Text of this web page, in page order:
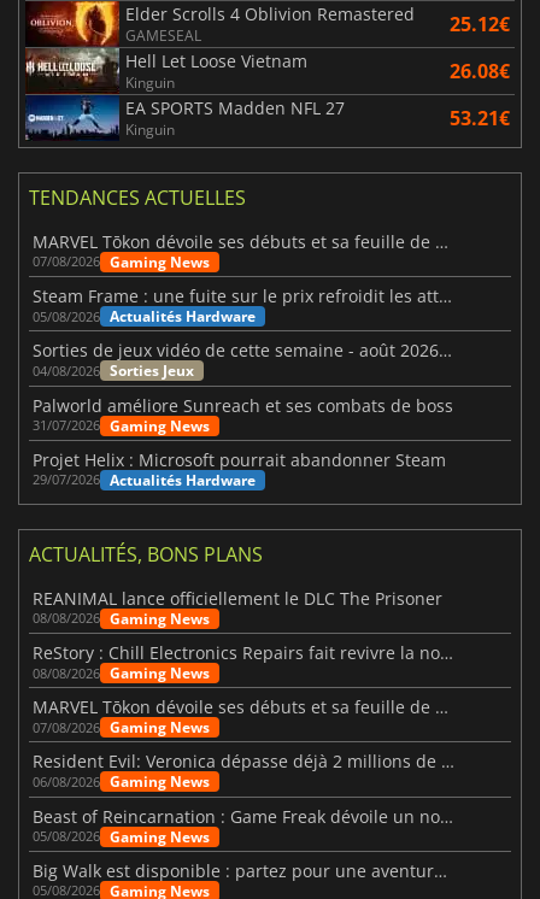
Elder Scrolls 4 Oblivion Remastered
GAMESEAL 25.12€
Hell Let Loose Vietnam
Kinguin 26.08€
EA SPORTS Madden NFL 27
Kinguin 53.21€
TENDANCES ACTUELLES
MARVEL Tōkon dévoile ses débuts et sa feuille de route
07/08/2026 Gaming News
Steam Frame : une fuite sur le prix refroidit les attentes VR
05/08/2026 Actualités Hardware
Sorties de jeux vidéo de cette semaine - août 2026 (semaine 32)
04/08/2026 Sorties Jeux
Palworld améliore Sunreach et ses combats de boss
31/07/2026 Gaming News
Projet Helix : Microsoft pourrait abandonner Steam
29/07/2026 Actualités Hardware
ACTUALITÉS, BONS PLANS
REANIMAL lance officiellement le DLC The Prisoner
08/08/2026 Gaming News
ReStory : Chill Electronics Repairs fait revivre la nostalgie des années 2000
08/08/2026 Gaming News
MARVEL Tōkon dévoile ses débuts et sa feuille de route
07/08/2026 Gaming News
Resident Evil: Veronica dépasse déjà 2 millions de wishlists
06/08/2026 Gaming News
Beast of Reincarnation : Game Freak dévoile un nouveau pari
05/08/2026 Gaming News
Big Walk est disponible : partez pour une aventure entre amis
05/08/2026 Gaming News